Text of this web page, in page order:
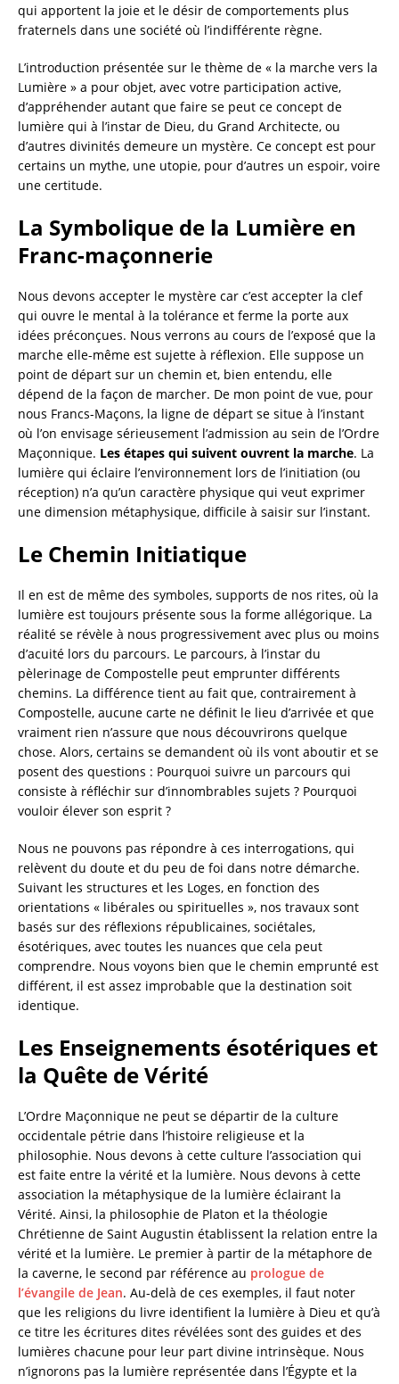
qui apportent la joie et le désir de comportements plus
fraternels dans une société où l’indifférente règne.
L’introduction présentée sur le thème de « la marche vers la
Lumière » a pour objet, avec votre participation active,
d’appréhender autant que faire se peut ce concept de
lumière qui à l’instar de Dieu, du Grand Architecte, ou
d’autres divinités demeure un mystère. Ce concept est pour
certains un mythe, une utopie, pour d’autres un espoir, voire
une certitude.
La Symbolique de la Lumière en
Franc-maçonnerie
Nous devons accepter le mystère car c’est accepter la clef
qui ouvre le mental à la tolérance et ferme la porte aux
idées préconçues. Nous verrons au cours de l’exposé que la
marche elle-même est sujette à réflexion. Elle suppose un
point de départ sur un chemin et, bien entendu, elle
dépend de la façon de marcher. De mon point de vue, pour
nous Francs-Maçons, la ligne de départ se situe à l’instant
où l’on envisage sérieusement l’admission au sein de l’Ordre
Maçonnique. Les étapes qui suivent ouvrent la marche. La
lumière qui éclaire l’environnement lors de l’initiation (ou
réception) n’a qu’un caractère physique qui veut exprimer
une dimension métaphysique, difficile à saisir sur l’instant.
Le Chemin Initiatique
Il en est de même des symboles, supports de nos rites, où la
lumière est toujours présente sous la forme allégorique. La
réalité se révèle à nous progressivement avec plus ou moins
d’acuité lors du parcours. Le parcours, à l’instar du
pèlerinage de Compostelle peut emprunter différents
chemins. La différence tient au fait que, contrairement à
Compostelle, aucune carte ne définit le lieu d’arrivée et que
vraiment rien n’assure que nous découvrirons quelque
chose. Alors, certains se demandent où ils vont aboutir et se
posent des questions : Pourquoi suivre un parcours qui
consiste à réfléchir sur d’innombrables sujets ? Pourquoi
vouloir élever son esprit ?
Nous ne pouvons pas répondre à ces interrogations, qui
relèvent du doute et du peu de foi dans notre démarche.
Suivant les structures et les Loges, en fonction des
orientations « libérales ou spirituelles », nos travaux sont
basés sur des réflexions républicaines, sociétales,
ésotériques, avec toutes les nuances que cela peut
comprendre. Nous voyons bien que le chemin emprunté est
différent, il est assez improbable que la destination soit
identique.
Les Enseignements ésotériques et
la Quête de Vérité
L’Ordre Maçonnique ne peut se départir de la culture
occidentale pétrie dans l’histoire religieuse et la
philosophie. Nous devons à cette culture l’association qui
est faite entre la vérité et la lumière. Nous devons à cette
association la métaphysique de la lumière éclairant la
Vérité. Ainsi, la philosophie de Platon et la théologie
Chrétienne de Saint Augustin établissent la relation entre la
vérité et la lumière. Le premier à partir de la métaphore de
la caverne, le second par référence au prologue de
l’évangile de Jean. Au-delà de ces exemples, il faut noter
que les religions du livre identifient la lumière à Dieu et qu’à
ce titre les écritures dites révélées sont des guides et des
lumières chacune pour leur part divine intrinsèque. Nous
n’ignorons pas la lumière représentée dans l’Égypte et la